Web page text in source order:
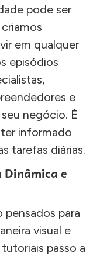
pode ser
em qualquer
episódios
e
negócio. É
informado
tarefas diárias.
Dinâmica e
pensados para
visual e
passo a